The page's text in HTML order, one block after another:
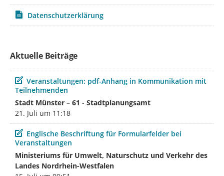
Datenschutzerklärung
Aktuelle Beiträge
Beitrag
Veranstaltungen: pdf-Anhang in Kommunikation mit
Teilnehmenden
Stadt Münster – 61 - Stadtplanungsamt
21. Juli um 11:18
Beitrag
Englische Beschriftung für Formularfelder bei
Veranstaltungen
Ministeriums für Umwelt, Naturschutz und Verkehr des
Landes Nordrhein-Westfalen